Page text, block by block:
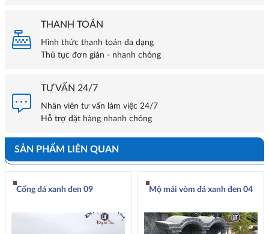
THANH TOÁN
Hình thức thanh toán đa dạng
Thủ tục đơn giản - nhanh chóng
TƯ VẤN 24/7
Nhân viên tư vấn làm việc 24/7
Hỗ trợ đặt hàng nhanh chóng
SẢN PHẨM LIÊN QUAN
Cổng đá xanh đen 09 Mộ mái vòm đá xanh đen 04